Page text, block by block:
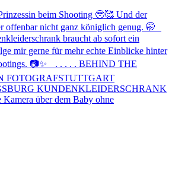
über dem Baby ohne